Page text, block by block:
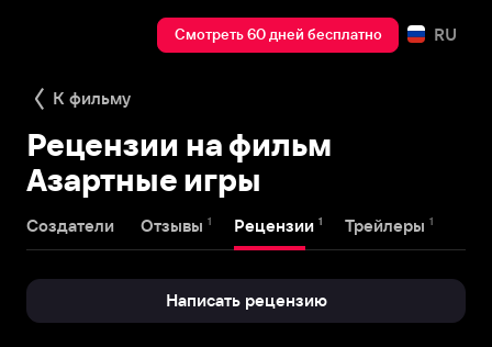
Смотреть 60 дней бесплатно RU
К фильму
Рецензии на фильм
Азартные игры
Создатели Отзывы 1 Рецензии 1 Трейлеры 1
Написать рецензию